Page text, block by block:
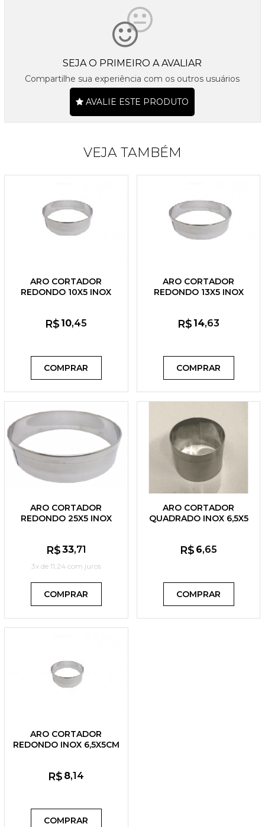
SEJA O PRIMEIRO A AVALIAR
Compartilhe sua experiência com os outros usuários
AVALIE ESTE PRODUTO
VEJA TAMBÉM
ARO CORTADOR
REDONDO 10X5 INOX
R$ 10,45
COMPRAR
ARO CORTADOR
REDONDO 13X5 INOX
R$ 14,63
COMPRAR
ARO CORTADOR
REDONDO 25X5 INOX
R$33,71
3x de 11,24 com juros
COMPRAR
ARO CORTADOR
QUADRADO INOX 6,5X5
R$ 6,65
COMPRAR
ARO CORTADOR
REDONDO INOX 6,5X5CM
R$ 8,14
COMPRAR